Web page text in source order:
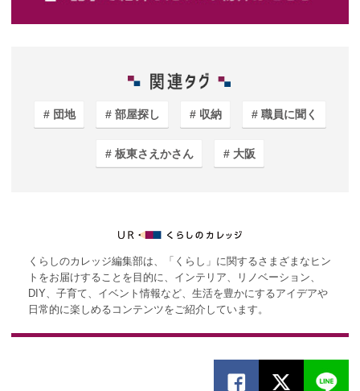
団地 部屋探し 収納 職員に聞く
板東さえかさん 大阪
くらしのカレッジ編集部は、「くらし」に関するさまざまなヒン
トをお届けすることを目的に、インテリア、リノベーション、
DIY、子育て、イベント情報など、生活を豊かにするアイデアや
日常的に楽しめるコンテンツをご紹介しています。